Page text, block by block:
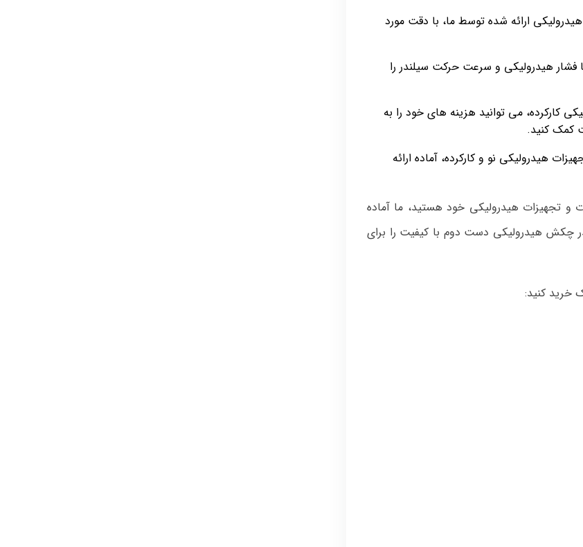
ارائه شده توسط ما، با دقت مورد
فشار هیدرولیکی و سرعت حرکت سیلندر را
کارکرده، می‌ توانید هزینه‌ های خود را به
کنید.
هیدرولیکی نو و کارکرده، آماده ارائه
و تجهیزات هیدرولیکی خود هستید، ما آماده
چکش هیدرولیکی دست دوم با کیفیت را برای
خرید کنید: